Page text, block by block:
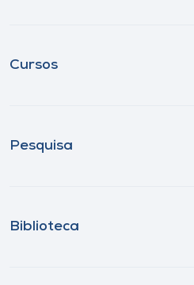
Cursos
Pesquisa
Biblioteca